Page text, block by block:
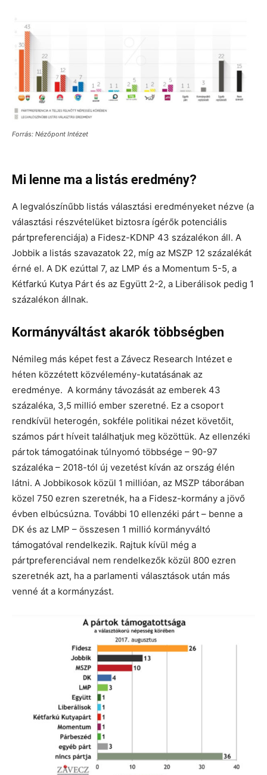
Forrás: Nézőpont Intézet
Mi lenne ma a listás eredmény?
A legvalószínűbb listás választási eredményeket nézve (a
választási részvételüket biztosra ígérők potenciális
pártpreferenciája) a Fidesz-KDNP 43 százalékon áll. A
Jobbik a listás szavazatok 22, míg az MSZP 12 százalékát
érné el. A DK ezúttal 7, az LMP és a Momentum 5-5, a
Kétfarkú Kutya Párt és az Együtt 2-2, a Liberálisok pedig 1
százalékon állnak.
Kormányváltást akarók többségben
Némileg más képet fest a Závecz Research Intézet e
héten közzétett közvélemény-kutatásának az
eredménye. A kormány távozását az emberek 43
százaléka, 3,5 millió ember szeretné. Ez a csoport
rendkívül heterogén, sokféle politikai nézet követőit,
számos párt híveit találhatjuk meg közöttük. Az ellenzéki
pártok támogatóinak túlnyomó többsége – 90-97
százaléka – 2018-tól új vezetést kíván az ország élén
látni. A Jobbikosok közül 1 millióan, az MSZP táborában
közel 750 ezren szeretnék, ha a Fidesz-kormány a jövő
évben elbúcsúzna. További 10 ellenzéki párt – benne a
DK és az LMP – összesen 1 millió kormányváltó
támogatóval rendelkezik. Rajtuk kívül még a
pártpreferenciával nem rendelkezők közül 800 ezren
szeretnék azt, ha a parlamenti választások után más
venné át a kormányzást.